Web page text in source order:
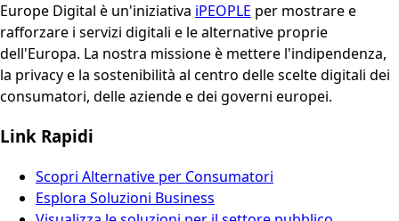
Europe Digital è un'iniziativa iPEOPLE per mostrare e
rafforzare i servizi digitali e le alternative proprie
dell'Europa. La nostra missione è mettere l'indipendenza,
la privacy e la sostenibilità al centro delle scelte digitali dei
consumatori, delle aziende e dei governi europei.
Link Rapidi
Scopri Alternative per Consumatori
Esplora Soluzioni Business